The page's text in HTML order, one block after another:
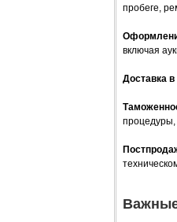
пробеге,
включая
Доставка